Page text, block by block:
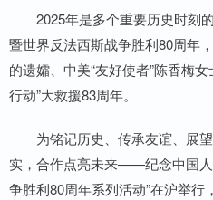
2025年是多个重要历史时刻
暨世界反法西斯战争胜利80周年
的遗孀、中美“友好使者”陈香梅
行动”大救援83周年。
为铭记历史、传承友谊、展望
实，合作点亮未来——纪念中国
争胜利80周年系列活动”在沪举